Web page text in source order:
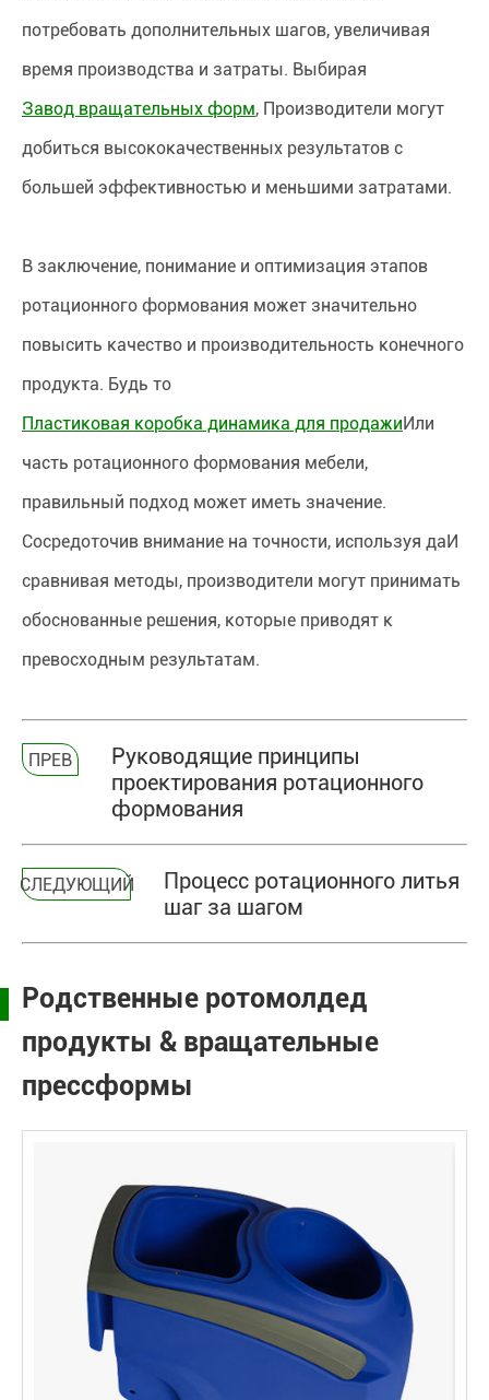
потребовать дополнительных шагов, увеличивая
время производства и затраты. Выбирая
Завод вращательных форм, Производители могут
добиться высококачественных результатов с
большей эффективностью и меньшими затратами.
В заключение, понимание и оптимизация этапов
ротационного формования может значительно
повысить качество и производительность конечного
продукта. Будь то
Пластиковая коробка динамика для продажиИли
часть ротационного формования мебели,
правильный подход может иметь значение.
Сосредоточив внимание на точности, используя даИ
сравнивая методы, производители могут принимать
обоснованные решения, которые приводят к
превосходным результатам.
ПРЕВ
Руководящие принципы
проектирования ротационного
формования
СЛЕДУЮЩИЙ
Процесс ротационного литья
шаг за шагом
Родственные ротомолдед
продукты & вращательные
прессформы